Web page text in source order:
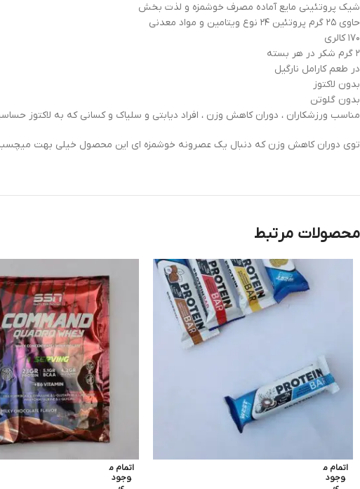
شیک پروتئینی مایع آماده مصرف خوشمزه و لذت بخش
حاوی ۲۵ گرم پروتئین ۲۴ نوع ویتامین و مواد معدنی
۱۷۰ کالری
۲ گرم شکر در هر بسته
در طعم کارامل نارگیل
بدون لاکتوز
بدون گلوتن
مناسب ورزشکاران ، دوران کاهش وزن ، افراد دیابتی و سلیاک و کسانی که به لاکتوز
توی دوران کاهش وزن که دنبال یک عصرونه خوشمزه ای این محصول خیلی بهت
محصولات مرتبط
اتمام م
وجود
اتمام م
وجود